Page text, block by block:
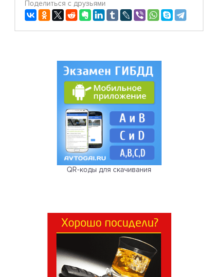
Поделиться с друзьями
QR-коды для скачивания